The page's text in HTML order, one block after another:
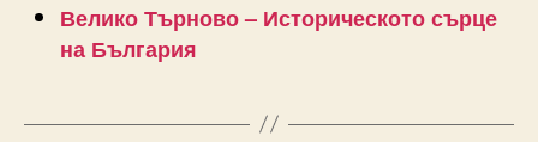
Велико Търново – Историческото сърце
на България